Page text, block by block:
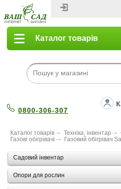
Каталог товарів
0800-306-307
Каталог товарів Техніка, інвентар
Газові обігрівачі
Газовий обiгрiвач
Садовий інвентар
Опори для рослин